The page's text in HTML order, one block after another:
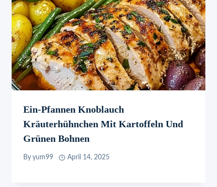
Ein-Pfannen Knoblauch
Kräuterhühnchen Mit Kartoffeln Und
Grünen Bohnen
By yum99 April 14, 2025